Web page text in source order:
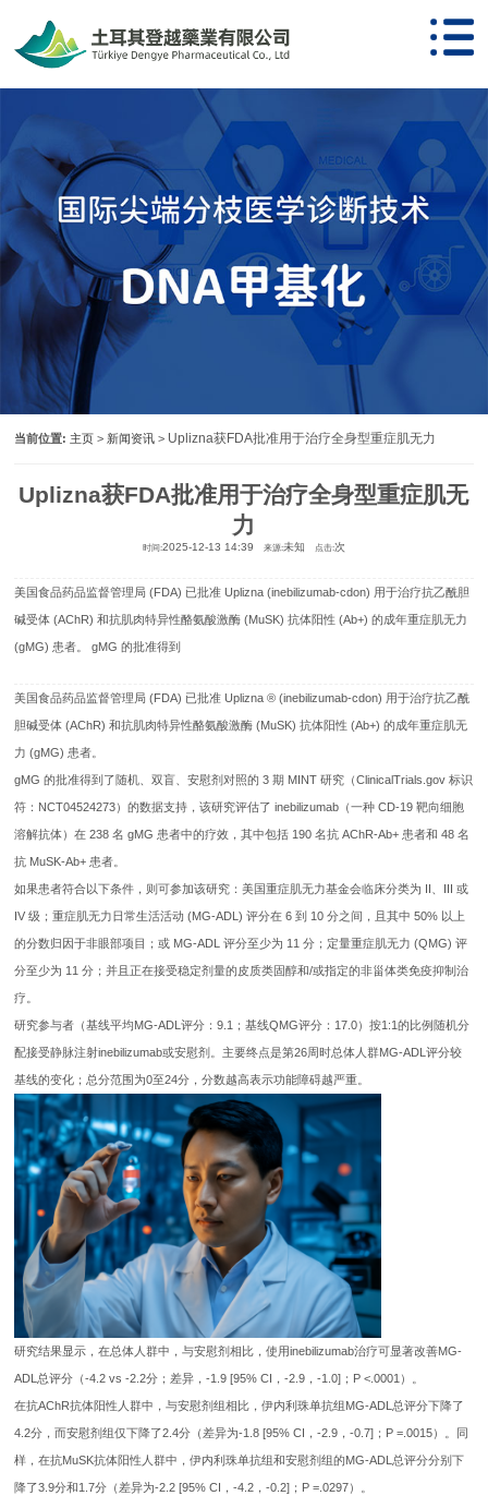
当前位置: 主页 > 新闻资讯 > Uplizna获FDA批准用于治疗全身型重症肌无力
Uplizna获FDA批准用于治疗全身型重症肌无
力
时间:2025-12-13 14:39 来源:未知 点击:次
美国食品药品监督管理局 (FDA) 已批准 Uplizna (inebilizumab-cdon) 用于治疗抗乙酰胆
碱受体 (AChR) 和抗肌肉特异性酪氨酸激酶 (MuSK) 抗体阳性 (Ab+) 的成年重症肌无力
(gMG) 患者。 gMG 的批准得到
美国食品药品监督管理局 (FDA) 已批准 Uplizna ® (inebilizumab-cdon) 用于治疗抗乙酰
胆碱受体 (AChR) 和抗肌肉特异性酪氨酸激酶 (MuSK) 抗体阳性 (Ab+) 的成年重症肌无
力 (gMG) 患者。
gMG 的批准得到了随机、双盲、安慰剂对照的 3 期 MINT 研究（ClinicalTrials.gov 标识
符：NCT04524273）的数据支持，该研究评估了 inebilizumab（一种 CD-19 靶向细胞
溶解抗体）在 238 名 gMG 患者中的疗效，其中包括 190 名抗 AChR-Ab+ 患者和 48 名
抗 MuSK-Ab+ 患者。
如果患者符合以下条件，则可参加该研究：美国重症肌无力基金会临床分类为 II、III 或
IV 级；重症肌无力日常生活活动 (MG-ADL) 评分在 6 到 10 分之间，且其中 50% 以上
的分数归因于非眼部项目；或 MG-ADL 评分至少为 11 分；定量重症肌无力 (QMG) 评
分至少为 11 分；并且正在接受稳定剂量的皮质类固醇和/或指定的非甾体类免疫抑制治
疗。
研究参与者（基线平均MG-ADL评分：9.1；基线QMG评分：17.0）按1:1的比例随机分
配接受静脉注射inebilizumab或安慰剂。主要终点是第26周时总体人群MG-ADL评分较
基线的变化；总分范围为0至24分，分数越高表示功能障碍越严重。
研究结果显示，在总体人群中，与安慰剂相比，使用inebilizumab治疗可显著改善MG-
ADL总评分（-4.2 vs -2.2分；差异，-1.9 [95% CI，-2.9，-1.0]；P <.0001）。
在抗AChR抗体阳性人群中，与安慰剂组相比，伊内利珠单抗组MG-ADL总评分下降了
4.2分，而安慰剂组仅下降了2.4分（差异为-1.8 [95% CI，-2.9，-0.7]；P =.0015）。同
样，在抗MuSK抗体阳性人群中，伊内利珠单抗组和安慰剂组的MG-ADL总评分分别下
降了3.9分和1.7分（差异为-2.2 [95% CI，-4.2，-0.2]；P =.0297）。